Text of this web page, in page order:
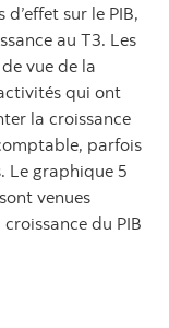
sur le PIB,
au T3. Les
vue de la
qui ont
la croissance
parfois
Le graphique 5
venues
du PIB